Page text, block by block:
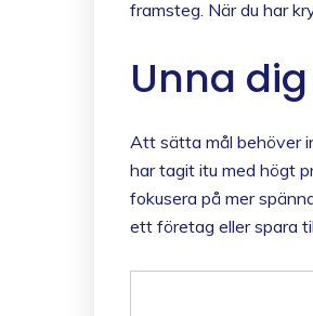
framsteg. När du har
Unna
Att sätta mål behöver
har tagit itu med högt
fokusera på mer
ett företag eller spara